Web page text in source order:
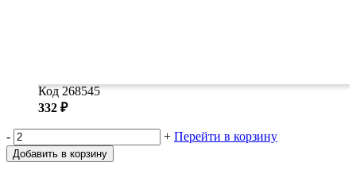
Код 268545
332 ₽
- + Перейти в корзину
Добавить в корзину